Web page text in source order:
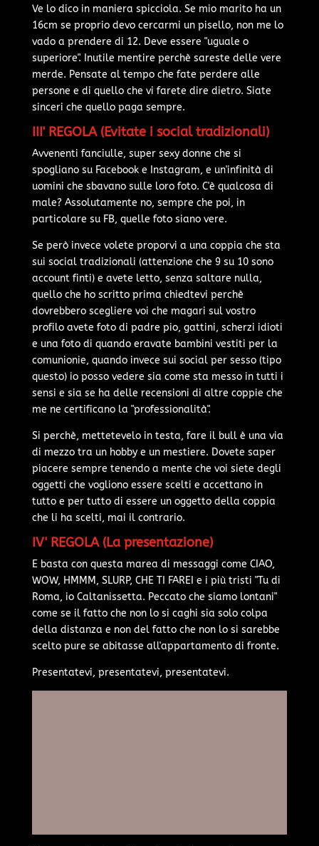
Ve lo dico in maniera spicciola. Se mio marito ha un
16cm se proprio devo cercarmi un pisello, non me lo
vado a prendere di 12. Deve essere "uguale o
superiore". Inutile mentire perchè sareste delle vere
merde. Pensate al tempo che fate perdere alle
persone e di quello che vi farete dire dietro. Siate
sinceri che quello paga sempre.
III' REGOLA (Evitate i social tradizionali)
Avvenenti fanciulle, super sexy donne che si
spogliano su Facebook e Instagram, e un'infinità di
uomini che sbavano sulle loro foto. C'è qualcosa di
male? Assolutamente no, sempre che poi, in
particolare su FB, quelle foto siano vere.
Se però invece volete proporvi a una coppia che sta
sui social tradizionali (attenzione che 9 su 10 sono
account finti) e avete letto, senza saltare nulla,
quello che ho scritto prima chiedtevi perchè
dovrebbero scegliere voi che magari sul vostro
profilo avete foto di padre pio, gattini, scherzi idioti
e una foto di quando eravate bambini vestiti per la
comunionie, quando invece sui social per sesso (tipo
questo) io posso vedere sia come sta messo in tutti i
sensi e sia se ha delle recensioni di altre coppie che
me ne certificano la "professionalità".
Si perchè, mettetevelo in testa, fare il bull è una via
di mezzo tra un hobby e un mestiere. Dovete saper
piacere sempre tenendo a mente che voi siete degli
oggetti che vogliono essere scelti e accettano in
tutto e per tutto di essere un oggetto della coppia
che li ha scelti, mai il contrario.
IV' REGOLA (La presentazione)
E basta con questa marea di messaggi come CIAO,
WOW, HMMM, SLURP, CHE TI FAREI e i più tristi "Tu di
Roma, io Caltanissetta. Peccato che siamo lontani"
come se il fatto che non lo si caghi sia solo colpa
della distanza e non del fatto che non lo si sarebbe
scelto pure se abitasse all'appartamento di fronte.
Presentatevi, presentatevi, presentatevi.